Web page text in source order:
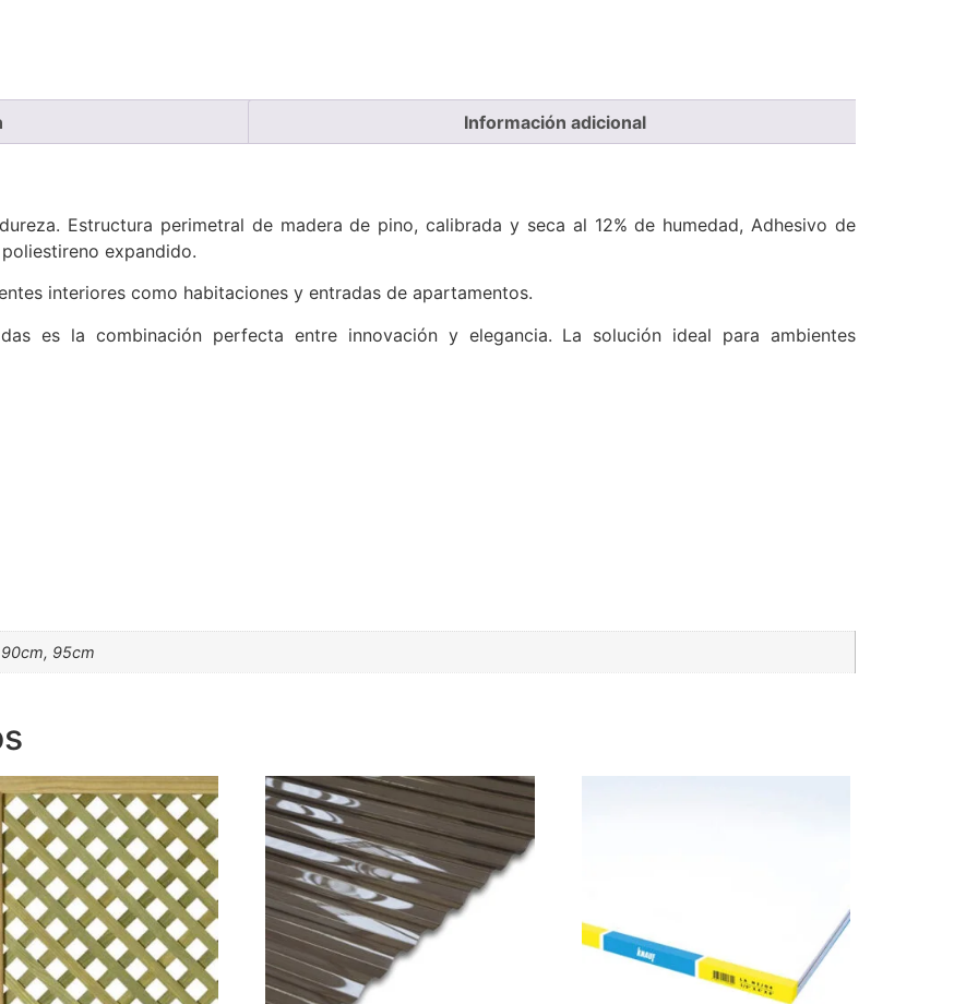
Información adicional
Estructura perimetral de madera de pino, calibrada y seca al 12% de humedad, Adhesivo de
expandido.
interiores como habitaciones y entradas de apartamentos.
es la combinación perfecta entre innovación y elegancia. La solución ideal para ambientes
95cm